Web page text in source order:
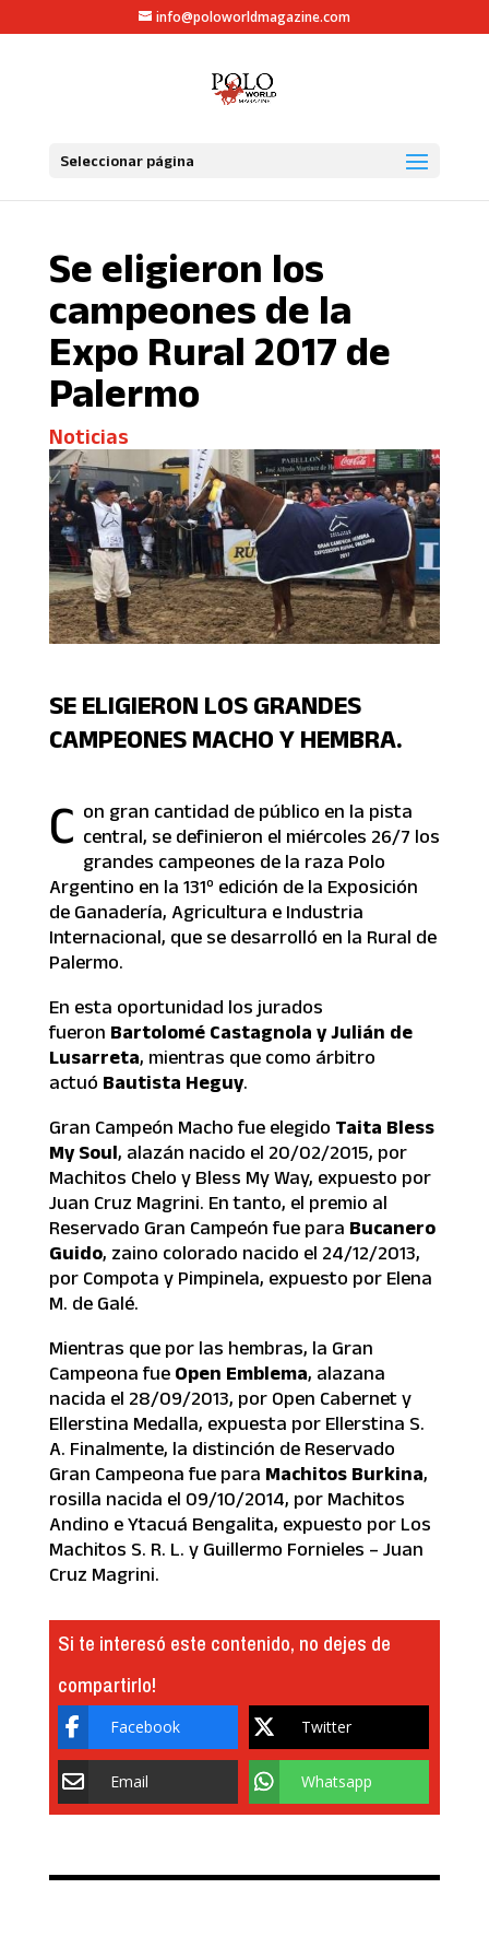
info@poloworldmagazine.com
Seleccionar página
Se eligieron los
campeones de la
Expo Rural 2017 de
Palermo
Noticias
SE ELIGIERON LOS GRANDES
CAMPEONES MACHO Y HEMBRA.
C on gran cantidad de público en la pista
central, se definieron el miércoles 26/7 los
grandes campeones de la raza Polo
Argentino en la 131º edición de la Exposición
de Ganadería, Agricultura e Industria
Internacional, que se desarrolló en la Rural de
Palermo.
En esta oportunidad los jurados
fueron Bartolomé Castagnola y Julián de
Lusarreta, mientras que como árbitro
actuó Bautista Heguy.
Gran Campeón Macho fue elegido Taita Bless
My Soul, alazán nacido el 20/02/2015, por
Machitos Chelo y Bless My Way, expuesto por
Juan Cruz Magrini. En tanto, el premio al
Reservado Gran Campeón fue para Bucanero
Guido, zaino colorado nacido el 24/12/2013,
por Compota y Pimpinela, expuesto por Elena
M. de Galé.
Mientras que por las hembras, la Gran
Campeona fue Open Emblema, alazana
nacida el 28/09/2013, por Open Cabernet y
Ellerstina Medalla, expuesta por Ellerstina S.
A. Finalmente, la distinción de Reservado
Gran Campeona fue para Machitos Burkina,
rosilla nacida el 09/10/2014, por Machitos
Andino e Ytacuá Bengalita, expuesto por Los
Machitos S. R. L. y Guillermo Fornieles – Juan
Cruz Magrini.
Si te interesó este contenido, no dejes de
compartirlo!
Facebook Twitter
Email Whatsapp